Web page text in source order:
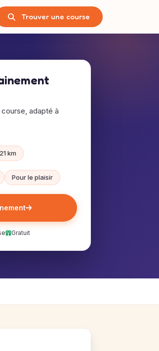
Trouver une course
course, adapté à
21 km
Pour le plaisir
Gratuit